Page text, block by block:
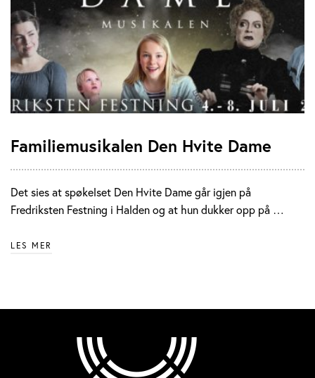
Familiemusikalen Den Hvite Dame
Det sies at spøkelset Den Hvite Dame går igjen på
Fredriksten Festning i Halden og at hun dukker opp på …
LES MER